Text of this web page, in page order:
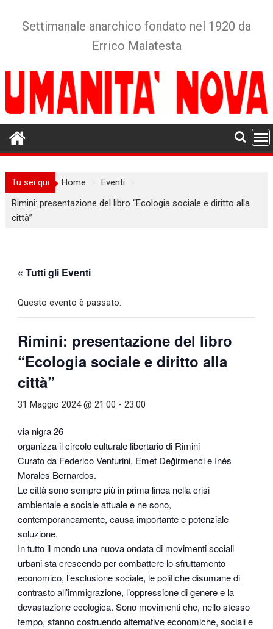
Settimanale anarchico fondato nel 1920 da
Errico Malatesta
Tu sei qui Home
Eventi
Rimini: presentazione del libro “Ecologia sociale e diritto alla
città”
« Tutti gli Eventi
Questo evento è passato.
Rimini: presentazione del libro
“Ecologia sociale e diritto alla
città”
31 Maggio 2024 @ 21:00 -23:00
via nigra 26
organizza il circolo culturale libertario di Rimini
Curato da Federico Venturini, Emet Değirmenci e Inés
Morales Bernardos.
Le città sono sempre più in prima linea nella crisi
ambientale e sociale attuale e ne sono,
contemporaneamente, causa importante e potenziale
soluzione.
In tutto il mondo una nuova ondata di movimenti sociali
urbani sta crescendo per combattere lo sfruttamento
economico, l’esclusione sociale, le politiche disumane di
contrasto all’immigrazione, l’oppressione di genere e la
devastazione ecologica. Sono movimenti che, nello stesso
tempo, stanno costruendo alternative economiche, sociali e